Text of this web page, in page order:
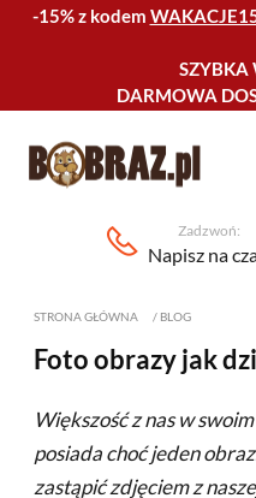
-15% z kodem
SZYBKA
DARMOWA
Zadzwoń:
Napisz na
STRONA GŁÓWNA / BLOG
Foto obrazy jak
Większość z nas w
posiada choć jeden
zastąpić zdjęciem z